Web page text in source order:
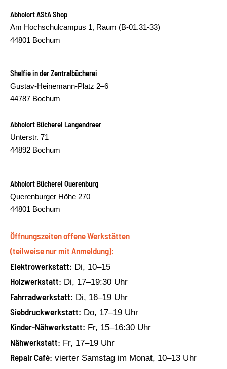
Abholort AStA Shop
Am Hochschulcampus 1, Raum (B-01.31-33)
44801 Bochum
Shelfie in der Zentralbücherei
Gustav-Heinemann-Platz 2–6
44787 Bochum
Abholort Bücherei Langendreer
Unterstr. 71
44892 Bochum
Abholort Bücherei Querenburg
Querenburger Höhe 270
44801 Bochum
Öffnungszeiten offene Werkstätten
(teilweise nur mit Anmeldung):
Elektrowerkstatt: Di, 10–15
Holzwerkstatt: Di, 17–19:30 Uhr
Fahrradwerkstatt: Di, 16–19 Uhr
Siebdruckwerkstatt: Do, 17–19 Uhr
Kinder-Nähwerkstatt: Fr, 15–16:30 Uhr
Nähwerkstatt: Fr, 17–19 Uhr
Repair Café: vierter Samstag im Monat, 10–13 Uhr